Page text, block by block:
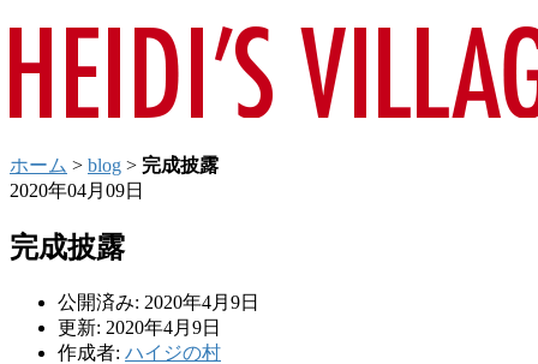
ホーム > blog > 完成披露
2020年04月09日
完成披露
公開済み: 2020年4月9日
更新: 2020年4月9日
作成者: ハイジの村